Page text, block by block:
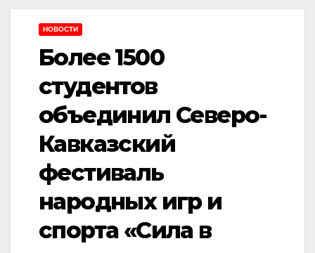
НОВОСТИ
Более 1500
студентов
объединил Северо-
Кавказский
фестиваль
народных игр и
спорта «Сила в